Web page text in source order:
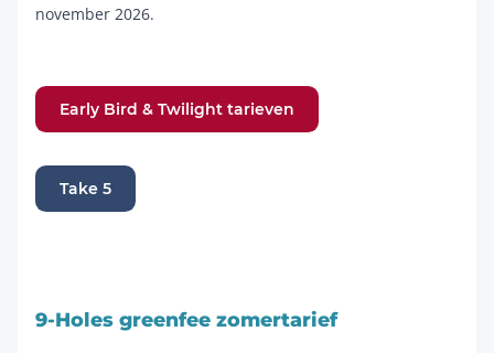
november 2026.
Early Bird & Twilight tarieven
Take 5
9-Holes greenfee zomertarief